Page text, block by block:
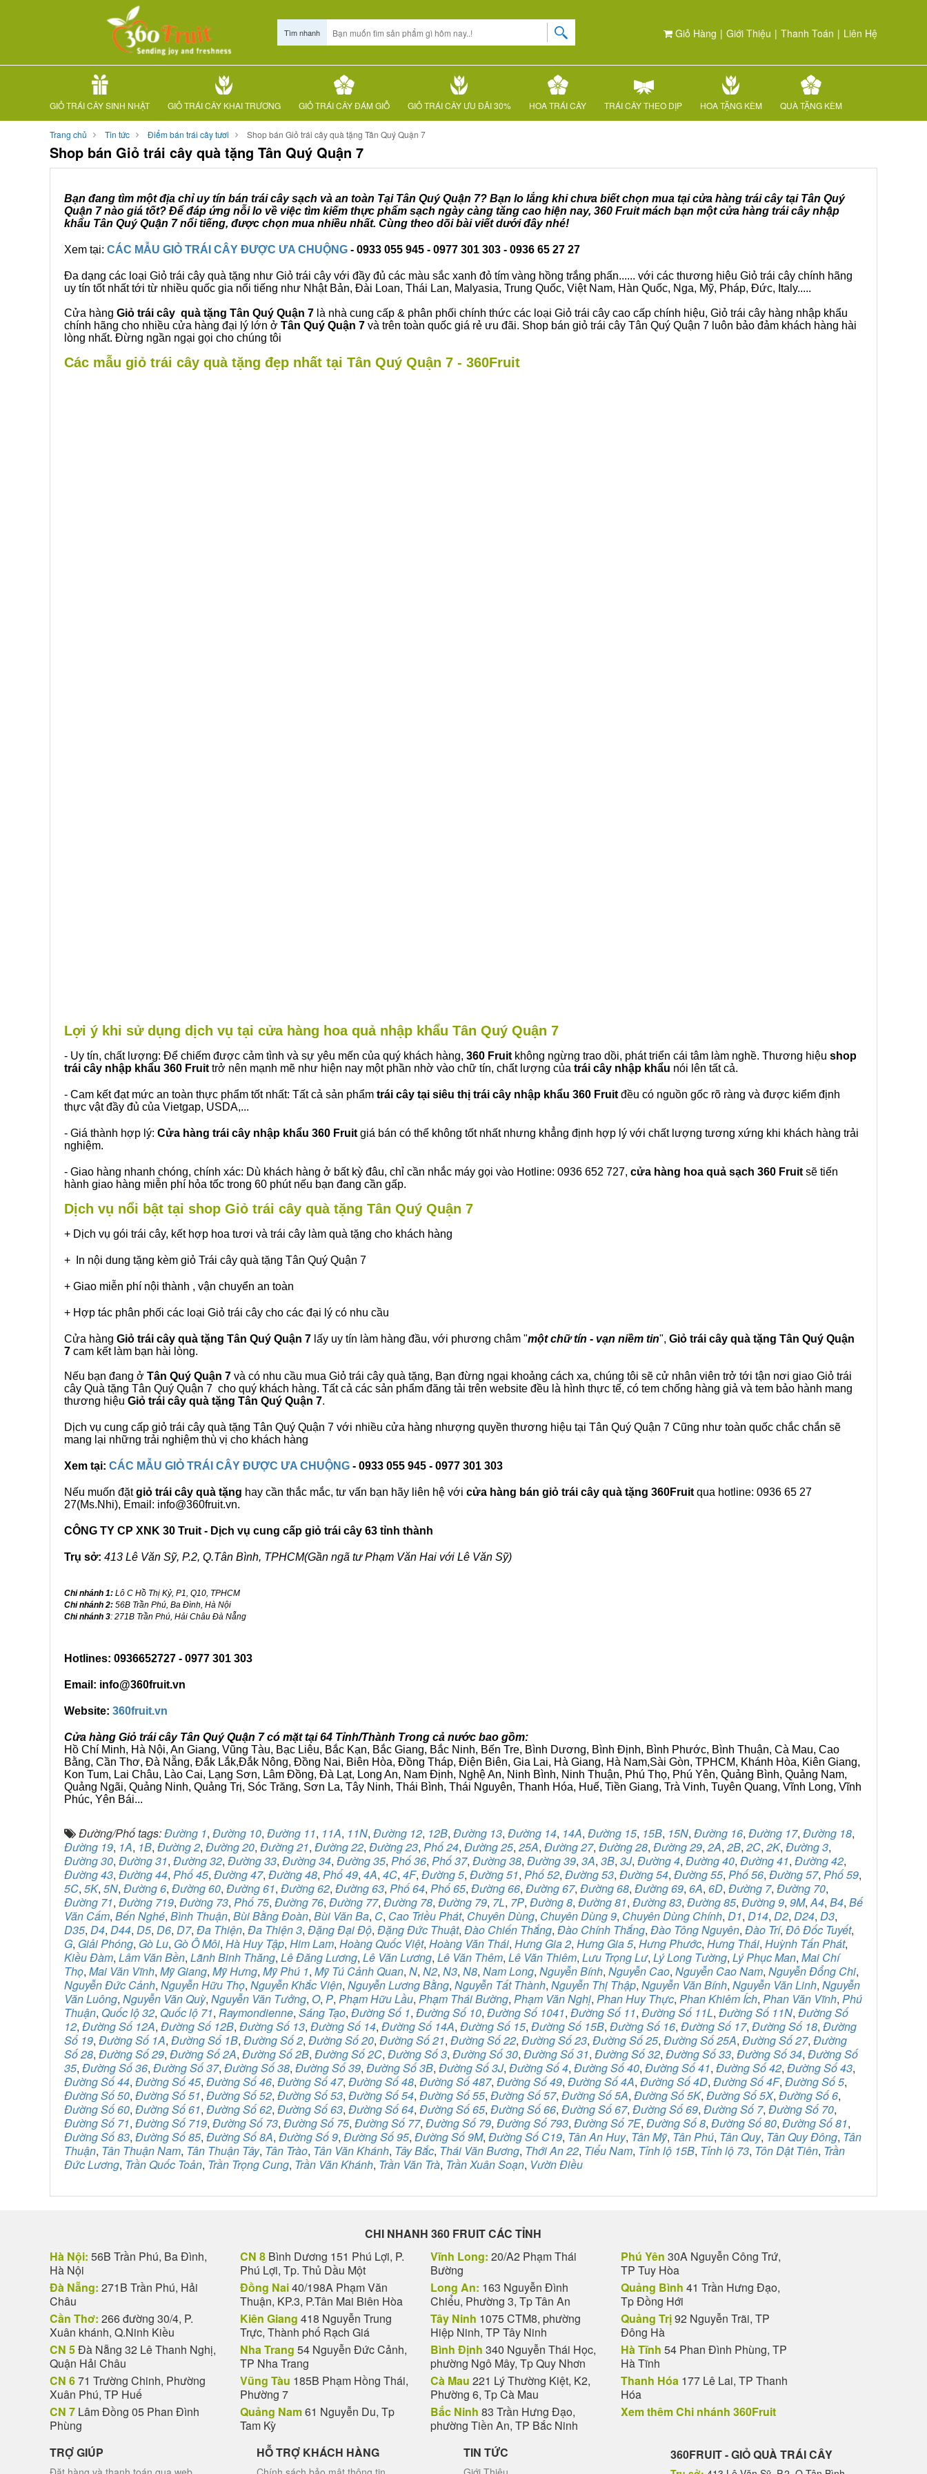
Giỏ Hàng | Giới Thiệu | Thanh Toán | Liên Hệ
Tìm nhanh
GIỎ TRÁI CÂY SINH NHẬT GIỎ TRÁI CÂY KHAI TRƯƠNG GIỎ TRÁI CÂY ĐÁM GIỖ GIỎ TRÁI CÂY ƯU ĐÃI 30% HOA TRÁI CÂY TRÁI CÂY THEO DỊP HOA TẶNG KÈM QUÀ TẶNG KÈM
Trang chủ Tin tức Điểm bán trái cây tươi Shop bán Giỏ trái cây quà tặng Tân Quý Quận 7
Shop bán Giỏ trái cây quà tặng Tân Quý Quận 7
Bạn đang tìm một địa chỉ uy tín bán trái cây sạch và an toàn Tại Tân Quý Quận 7? Bạn lo lắng khi chưa biết chọn mua tại cửa hàng trái cây tại Tân Quý
Quận 7 nào giá tốt? Để đáp ứng nỗi lo về việc tìm kiếm thực phẩm sạch ngày càng tăng cao hiện nay, 360 Fruit mách bạn một cửa hàng trái cây nhập
khẩu Tân Quý Quận 7 nổi tiếng, được chọn mua nhiều nhất. Cùng theo dõi bài viết dưới đây nhé!
Xem tại: CÁC MẪU GIỎ TRÁI CÂY ĐƯỢC ƯA CHUỘNG - 0933 055 945 - 0977 301 303 - 0936 65 27 27
Đa dạng các loại Giỏ trái cây quà tặng như Giỏ trái cây với đầy đủ các màu sắc xanh đỏ tím vàng hồng trắng phấn...... với các thương hiệu Giỏ trái cây chính hãng
uy tín tốt nhất tới từ nhiều quốc gia nổi tiếng như Nhật Bản, Đài Loan, Thái Lan, Malyasia, Trung Quốc, Việt Nam, Hàn Quốc, Nga, Mỹ, Pháp, Đức, Italy.....
Cửa hàng Giỏ trái cây quà tặng Tân Quý Quận 7 là nhà cung cấp & phân phối chính thức các loại Giỏ trái cây cao cấp chính hiệu, Giỏ trái cây hàng nhập khẩu
chính hãng cho nhiều cửa hàng đại lý lớn ở Tân Quý Quận 7 và trên toàn quốc giá rẻ ưu đãi. Shop bán giỏ trái cây Tân Quý Quận 7 luôn bảo đảm khách hàng hài
lòng nhất. Đừng ngần ngại gọi cho chúng tôi
Các mẫu giỏ trái cây quà tặng đẹp nhất tại Tân Quý Quận 7 - 360Fruit
Lợi ý khi sử dụng dịch vụ tại cửa hàng hoa quả nhập khẩu Tân Quý Quận 7
- Uy tín, chất lượng: Để chiếm được cảm tình và sự yêu mến của quý khách hàng, 360 Fruit không ngừng trao dồi, phát triển cái tâm làm nghề. Thương hiệu shop
trái cây nhập khẩu 360 Fruit trở nên mạnh mẽ như hiện nay một phần nhờ vào chữ tín, chất lượng của trái cây nhập khẩu nói lên tất cả.
- Cam kết đạt mức an toàn thực phẩm tốt nhất: Tất cả sản phẩm trái cây tại siêu thị trái cây nhập khẩu 360 Fruit đều có nguồn gốc rõ ràng và được kiểm định
thực vật đầy đủ của Vietgap, USDA,...
- Giá thành hợp lý: Cửa hàng trái cây nhập khẩu 360 Fruit giá bán có thể không tốt nhất nhưng khẳng định hợp lý với chất lượng tương xứng khi khách hàng trải
nghiệm.
- Giao hàng nhanh chóng, chính xác: Dù khách hàng ở bất kỳ đâu, chỉ cần nhắc máy gọi vào Hotline: 0936 652 727, cửa hàng hoa quả sạch 360 Fruit sẽ tiến
hành giao hàng miễn phí hỏa tốc trong 60 phút nếu bạn đang cần gấp.
Dịch vụ nổi bật tại shop Giỏ trái cây quà tặng Tân Quý Quận 7
+ Dịch vụ gói trái cây, kết hợp hoa tươi và trái cây làm quà tặng cho khách hàng
+ In nội dung tặng kèm giỏ Trái cây quà tặng Tân Quý Quận 7
+ Giao miễn phí nội thành , vận chuyển an toàn
+ Hợp tác phân phối các loại Giỏ trái cây cho các đại lý có nhu cầu
Cửa hàng Giỏ trái cây quà tặng Tân Quý Quận 7 lấy uy tín làm hàng đầu, với phương châm "một chữ tín - vạn niềm tin", Giỏ trái cây quà tặng Tân Quý Quận
7 cam kết làm bạn hài lòng.
Nếu bạn đang ở Tân Quý Quận 7 và có nhu cầu mua Giỏ trái cây quà tặng, Bạn đừng ngại khoảng cách xa, chúng tôi sẽ cử nhân viên trở tới tận nơi giao Giỏ trái
cây Quà tặng Tân Quý Quận 7 cho quý khách hàng. Tất cả các sản phẩm đăng tải trên website đều là hình thực tế, có tem chống hàng giả và tem bảo hành mang
thương hiệu Giỏ trái cây quà tặng Tân Quý Quận 7.
Dịch vụ cung cấp giỏ trái cây quà tặng Tân Quý Quận 7 với nhiều cửa hàng nhượng quyền thương hiệu tại Tân Quý Quận 7 Cũng như toàn quốc chắc chắn sẽ
mang lại những trải nghiệm thù vị cho khách hàng
Xem tại: CÁC MẪU GIỎ TRÁI CÂY ĐƯỢC ƯA CHUỘNG - 0933 055 945 - 0977 301 303
Nếu muốn đặtgiỏ trái cây quà tặng hay cần thắc mắc, tư vấn bạn hãy liên hệ với cửa hàng bán giỏ trái cây quà tặng 360Fruit qua hotline: 0936 65 27
27(Ms.Nhi), Email: info@360fruit.vn.
CÔNG TY CP XNK 30 Truit - Dịch vụ cung cấp giỏ trái cây 63 tỉnh thành
Trụ sở: 413 Lê Văn Sỹ, P.2, Q.Tân Bình, TPHCM(Gần ngã tư Phạm Văn Hai với Lê Văn Sỹ)
Chi nhánh 1: Lô C Hồ Thị Kỷ, P1, Q10, TPHCM
Chi nhánh 2: 56B Trần Phú, Ba Đình, Hà Nội
Chi nhánh 3: 271B Trần Phú, Hải Châu Đà Nẵng
Hotlines: 0936652727 - 0977 301 303
Email: info@360fruit.vn
Website: 360fruit.vn
Cửa hàng Giỏ trái cây Tân Quý Quận 7 có mặt tại 64 Tỉnh/Thành Trong cả nước bao gồm:
Hồ Chí Minh, Hà Nội, An Giang, Vũng Tàu, Bạc Liêu, Bắc Kạn, Bắc Giang, Bắc Ninh, Bến Tre, Bình Dương, Bình Định, Bình Phước, Bình Thuận, Cà Mau, Cao
Bằng, Cần Thơ, Đà Nẵng, Đắk Lắk,Đắk Nông, Đồng Nai, Biên Hòa, Đồng Tháp, Điện Biên, Gia Lai, Hà Giang, Hà Nam,Sài Gòn, TPHCM, Khánh Hòa, Kiên Giang,
Kon Tum, Lai Châu, Lào Cai, Lạng Sơn, Lâm Đồng, Đà Lạt, Long An, Nam Định, Nghệ An, Ninh Bình, Ninh Thuận, Phú Thọ, Phú Yên, Quảng Bình, Quảng Nam,
Quảng Ngãi, Quảng Ninh, Quảng Trị, Sóc Trăng, Sơn La, Tây Ninh, Thái Bình, Thái Nguyên, Thanh Hóa, Huế, Tiền Giang, Trà Vinh, Tuyên Quang, Vĩnh Long, Vĩnh
Phúc, Yên Bái...
Đường/Phố tags:Đường 1, Đường 10, Đường 11, 11A, 11N, Đường 12, 12B, Đường 13, Đường 14, 14A, Đường 15, 15B, 15N, Đường 16, Đường 17, Đường 18,
Đường 19, 1A, 1B, Đường 2, Đường 20, Đường 21, Đường 22, Đường 23, Phố 24, Đường 25, 25A, Đường 27, Đường 28, Đường 29, 2A, 2B, 2C, 2K, Đường 3,
Đường 30, Đường 31, Đường 32, Đường 33, Đường 34, Đường 35, Phố 36, Phố 37, Đường 38, Đường 39, 3A, 3B, 3J, Đường 4, Đường 40, Đường 41, Đường 42,
Đường 43, Đường 44, Phố 45, Đường 47, Đường 48, Phố 49, 4A, 4C, 4F, Đường 5, Đường 51, Phố 52, Đường 53, Đường 54, Đường 55, Phố 56, Đường 57, Phố 59,
5C, 5K, 5N, Đường 6, Đường 60, Đường 61, Đường 62, Đường 63, Phố 64, Phố 65, Đường 66, Đường 67, Đường 68, Đường 69, 6A, 6D, Đường 7, Đường 70,
Đường 71, Đường 719, Đường 73, Phố 75, Đường 76, Đường 77, Đường 78, Đường 79, 7L, 7P, Đường 8, Đường 81, Đường 83, Đường 85, Đường 9, 9M,A4, B4, Bế
Văn Cấm, Bến Nghé, Bình Thuận, Bùi Bằng Đoàn, Bùi Văn Ba, C, Cao Triều Phát, Chuyên Dùng, Chuyên Dùng 9, Chuyên Dùng Chính, D1, D14, D2, D24, D3,
D35, D4, D44, D5, D6, D7, Đa Thiện, Đa Thiện 3, Đặng Đại Độ, Đặng Đức Thuật, Đào Chiến Thắng, Đào Chính Thắng, Đào Tông Nguyên, Đào Trí, Đô Đốc Tuyết,
G, Giải Phóng, Gò Lu, Gò Ô Môi, Hà Huy Tập, Him Lam, Hoàng Quốc Việt, Hoàng Văn Thái, Hưng Gia 2, Hưng Gia 5, Hưng Phước, Hưng Thái, Huỳnh Tấn Phát,
Kiều Đàm, Lâm Văn Bền, Lãnh Binh Thăng, Lê Đăng Lương, Lê Văn Lương, Lê Văn Thêm, Lê Văn Thiêm, Lưu Trọng Lư, Lý Long Tường, Lý Phục Man, Mai Chí
Thọ, Mai Văn Vĩnh, Mỹ Giang, Mỹ Hưng, Mỹ Phú 1, Mỹ Tú Cảnh Quan, N, N2, N3, N8, Nam Long, Nguyễn Bính, Nguyễn Cao, Nguyễn Cao Nam, Nguyễn Đổng Chi,
Nguyễn Đức Cảnh, Nguyễn Hữu Thọ, Nguyễn Khắc Viện, Nguyễn Lương Bằng, Nguyễn Tất Thành, Nguyễn Thị Thập, Nguyễn Văn Bính, Nguyễn Văn Linh, Nguyễn
Văn Luông, Nguyễn Văn Quỳ, Nguyễn Văn Tưởng, O, P, Phạm Hữu Lầu, Phạm Thái Bường, Phạm Văn Nghị, Phan Huy Thực, Phan Khiêm Ích, Phan Văn Vĩnh, Phú
Thuận, Quốc lộ 32, Quốc lộ 71, Raymondienne, Sáng Tạo, Đường Số 1, Đường Số 10, Đường Số 1041, Đường Số 11, Đường Số 11L, Đường Số 11N, Đường Số
12, Đường Số 12A, Đường Số 12B, Đường Số 13, Đường Số 14, Đường Số 14A, Đường Số 15, Đường Số 15B, Đường Số 16, Đường Số 17, Đường Số 18, Đường
Số 19, Đường Số 1A, Đường Số 1B, Đường Số 2, Đường Số 20, Đường Số 21, Đường Số 22, Đường Số 23, Đường Số 25, Đường Số 25A, Đường Số 27, Đường
Số 28, Đường Số 29, Đường Số 2A, Đường Số 2B, Đường Số 2C, Đường Số 3, Đường Số 30, Đường Số 31, Đường Số 32, Đường Số 33, Đường Số 34, Đường Số
35, Đường Số 36, Đường Số 37, Đường Số 38, Đường Số 39, Đường Số 3B, Đường Số 3J, Đường Số 4, Đường Số 40, Đường Số 41, Đường Số 42, Đường Số 43,
Đường Số 44, Đường Số 45, Đường Số 46, Đường Số 47, Đường Số 48, Đường Số 487, Đường Số 49, Đường Số 4A, Đường Số 4D, Đường Số 4F, Đường Số 5,
Đường Số 50, Đường Số 51, Đường Số 52, Đường Số 53, Đường Số 54, Đường Số 55, Đường Số 57, Đường Số 5A, Đường Số 5K, Đường Số 5X, Đường Số 6,
Đường Số 60, Đường Số 61, Đường Số 62, Đường Số 63, Đường Số 64, Đường Số 65, Đường Số 66, Đường Số 67, Đường Số 69, Đường Số 7, Đường Số 70,
Đường Số 71, Đường Số 719, Đường Số 73, Đường Số 75, Đường Số 77, Đường Số 79, Đường Số 793, Đường Số 7E, Đường Số 8, Đường Số 80, Đường Số 81,
Đường Số 83, Đường Số 85, Đường Số 8A, Đường Số 9, Đường Số 95, Đường Số 9M, Đường Số C19, Tân An Huy, Tân Mỹ, Tân Phú, Tân Quy, Tân Quy Đông, Tân
Thuận, Tân Thuận Nam, Tân Thuận Tây, Tân Trào, Tân Văn Khánh, Tây Bắc, Thái Văn Bương, Thới An 22, Tiểu Nam, Tỉnh lộ 15B, Tỉnh lộ 73, Tôn Dật Tiên, Trần
Đức Lương, Trần Quốc Toản, Trần Trọng Cung, Trần Văn Khánh, Trần Văn Trà, Trần Xuân Soạn, Vườn Điều
CHI NHANH 360 FRUIT CÁC TỈNH
Hà Nội: 56B Trần Phú, Ba Đình,
Hà Nội
Đà Nẵng: 271B Trần Phú, Hải
Châu
Cần Thơ: 266 đường 30/4, P.
Xuân khánh, Q.Ninh Kiều
CN 5Đà Nẵng 32 Lê Thanh Nghị,
Quận Hải Châu
CN 671 Trường Chinh, Phường
Xuân Phú, TP Huế
CN 7 Lâm Đồng 05 Phan Đình
Phùng
CN 8 Bình Dương 151 Phú Lợi, P.
Phú Lợi, Tp. Thủ Dầu Một
Đồng Nai40/198A Phạm Văn
Thuận, KP.3, P.Tân Mai Biên Hòa
Kiên Giang 418 Nguyễn Trung
Trực, Thành phố Rạch Giá
Nha Trang 54 Nguyễn Đức Cảnh,
TP Nha Trang
Vũng Tàu 185B Phạm Hồng Thái,
Phường 7
Quảng Nam61 Nguyễn Du, Tp
Tam Kỳ
Vĩnh Long: 20/A2 Phạm Thái
Bường
Long An: 163 Nguyễn Đình
Chiểu, Phường 3, Tp Tân An
Tây Ninh 1075 CTM8, phường
Hiệp Ninh, TP Tây Ninh
Bình Định 340 Nguyễn Thái Học,
phường Ngô Mây, Tp Quy Nhơn
Cà Mau 221 Lý Thường Kiệt, K2,
Phường 6, Tp Cà Mau
Bắc Ninh 83 Trần Hưng Đạo,
phường Tiền An, TP Bắc Ninh
Phú Yên 30A Nguyễn Công Trứ,
TP Tuy Hòa
Quảng Bình 41 Trần Hưng Đạo,
Tp Đồng Hới
Quảng Trị92 Nguyễn Trãi, TP
Đông Hà
Hà Tĩnh 54 Phan Đình Phùng, TP
Hà Tĩnh
Thanh Hóa 177 Lê Lai, TP Thanh
Hóa
Xem thêm Chi nhánh 360Fruit
TRỢ GIÚP HỖ TRỢ KHÁCH HÀNG TIN TỨC 360FRUIT - GIỎ QUÀ TRÁI CÂY